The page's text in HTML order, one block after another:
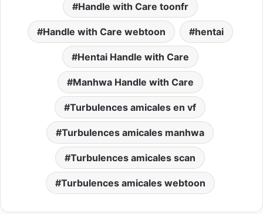
Handle with Care toonfr
Handle with Care webtoon hentai
Hentai Handle with Care
Manhwa Handle with Care
Turbulences amicales en vf
Turbulences amicales manhwa
Turbulences amicales scan
Turbulences amicales webtoon